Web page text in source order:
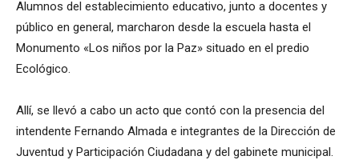
Alumnos del establecimiento educativo, junto a docentes y
público en general, marcharon desde la escuela hasta el
Monumento «Los niños por la Paz» situado en el predio
Ecológico.
Allí, se llevó a cabo un acto que contó con la presencia del
intendente Fernando Almada e integrantes de la Dirección de
Juventud y Participación Ciudadana y del gabinete municipal.